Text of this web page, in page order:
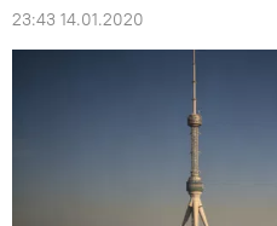
23:43 14.01.2020